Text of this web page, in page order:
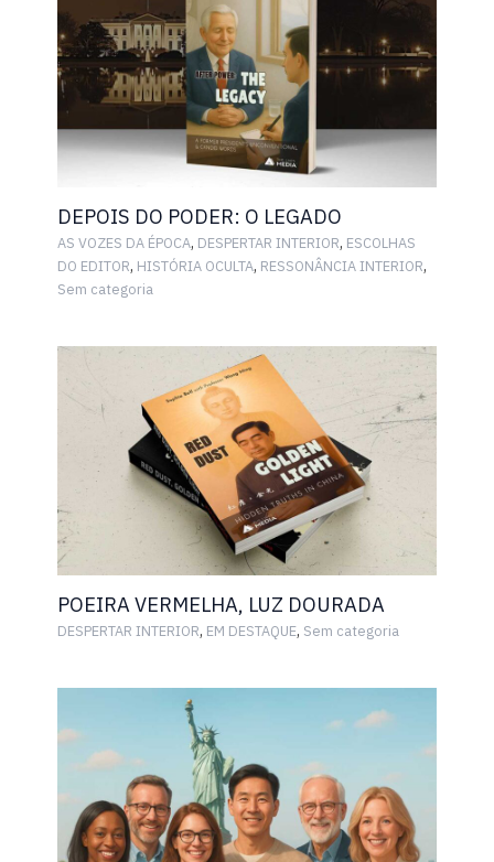
DEPOIS DO PODER: O LEGADO
AS VOZES DA ÉPOCA, DESPERTAR INTERIOR, ESCOLHAS
DO EDITOR, HISTÓRIA OCULTA, RESSONÂNCIA INTERIOR,
Sem categoria
POEIRA VERMELHA, LUZ DOURADA
DESPERTAR INTERIOR, EM DESTAQUE, Sem categoria